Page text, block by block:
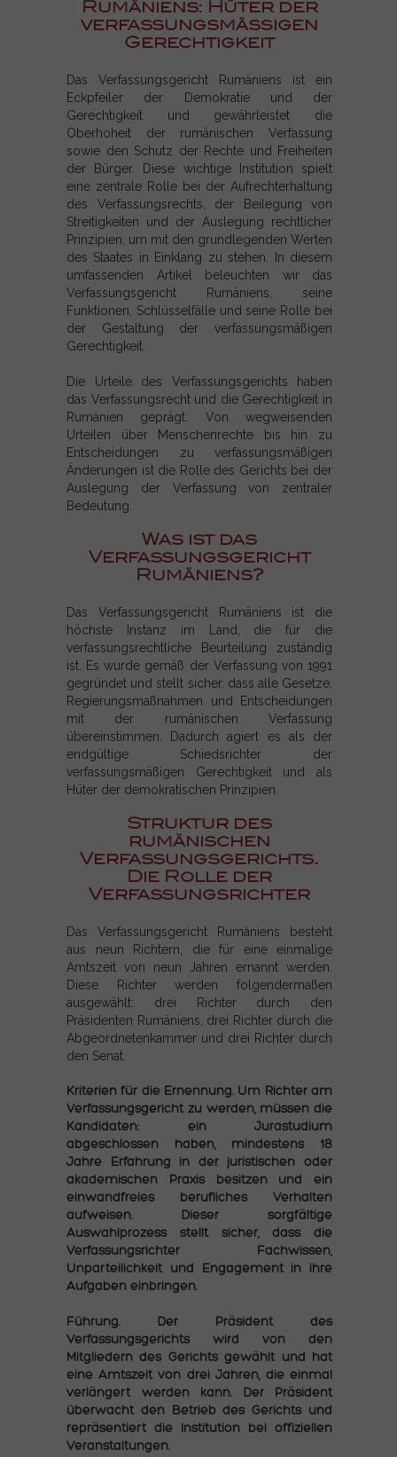
Rumäniens: Hüter der
verfassungsmäßigen
Gerechtigkeit
Das Verfassungsgericht Rumäniens ist ein
Eckpfeiler der Demokratie und der
Gerechtigkeit und gewährleistet die
Oberhoheit der rumänischen Verfassung
sowie den Schutz der Rechte und Freiheiten
der Bürger. Diese wichtige Institution spielt
eine zentrale Rolle bei der Aufrechterhaltung
des Verfassungsrechts, der Beilegung von
Streitigkeiten und der Auslegung rechtlicher
Prinzipien, um mit den grundlegenden Werten
des Staates in Einklang zu stehen. In diesem
umfassenden Artikel beleuchten wir das
Verfassungsgericht Rumäniens, seine
Funktionen, Schlüsselfälle und seine Rolle bei
der Gestaltung der verfassungsmäßigen
Gerechtigkeit.
Die Urteile des Verfassungsgerichts haben
das Verfassungsrecht und die Gerechtigkeit in
Rumänien geprägt. Von wegweisenden
Urteilen über Menschenrechte bis hin zu
Entscheidungen zu verfassungsmäßigen
Änderungen ist die Rolle des Gerichts bei der
Auslegung der Verfassung von zentraler
Bedeutung.
Was ist das
Verfassungsgericht
Rumäniens?
Das Verfassungsgericht Rumäniens ist die
höchste Instanz im Land, die für die
verfassungsrechtliche Beurteilung zuständig
ist. Es wurde gemäß der Verfassung von 1991
gegründet und stellt sicher, dass alle Gesetze,
Regierungsmaßnahmen und Entscheidungen
mit der rumänischen Verfassung
übereinstimmen. Dadurch agiert es als der
endgültige Schiedsrichter der
verfassungsmäßigen Gerechtigkeit und als
Hüter der demokratischen Prinzipien.
Struktur des
rumänischen
Verfassungsgerichts.
Die Rolle der
Verfassungsrichter
Das Verfassungsgericht Rumäniens besteht
aus neun Richtern, die für eine einmalige
Amtszeit von neun Jahren ernannt werden.
Diese Richter werden folgendermaßen
ausgewählt: drei Richter durch den
Präsidenten Rumäniens, drei Richter durch die
Abgeordnetenkammer und drei Richter durch
den Senat.
Kriterien für die Ernennung. Um Richter am
Verfassungsgericht zu werden, müssen die
Kandidaten: ein Jurastudium
abgeschlossen haben, mindestens 18
Jahre Erfahrung in der juristischen oder
akademischen Praxis besitzen und ein
einwandfreies berufliches Verhalten
aufweisen. Dieser sorgfältige
Auswahlprozess stellt sicher, dass die
Verfassungsrichter Fachwissen,
Unparteilichkeit und Engagement in ihre
Aufgaben einbringen.
Führung. Der Präsident des
Verfassungsgerichts wird von den
Mitgliedern des Gerichts gewählt und hat
eine Amtszeit von drei Jahren, die einmal
verlängert werden kann. Der Präsident
überwacht den Betrieb des Gerichts und
repräsentiert die Institution bei offiziellen
Veranstaltungen.